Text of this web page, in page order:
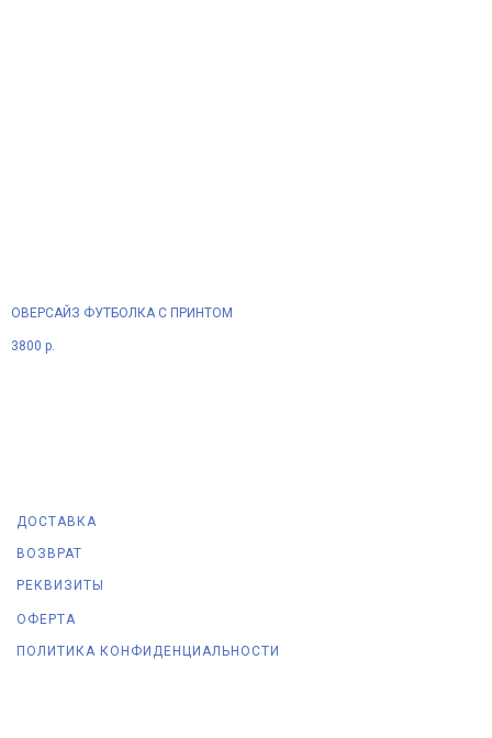
ОВЕРСАЙЗ ФУТБОЛКА С ПРИНТОМ
3800 р.
ДОСТАВКА
РЕКВИЗИТЫ
ОФЕРТА
ПОЛИТИКА КОНФИДЕНЦИАЛЬНОСТИ
ВОЗВРАТ